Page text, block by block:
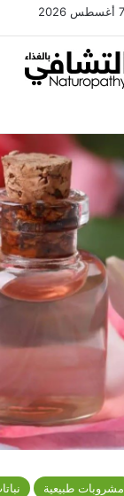
مشروبات طبيعية